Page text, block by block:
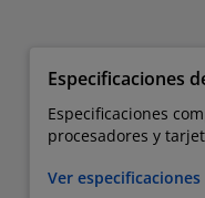
Especificaciones
Especificaciones
procesadores y
Ver especificaciones